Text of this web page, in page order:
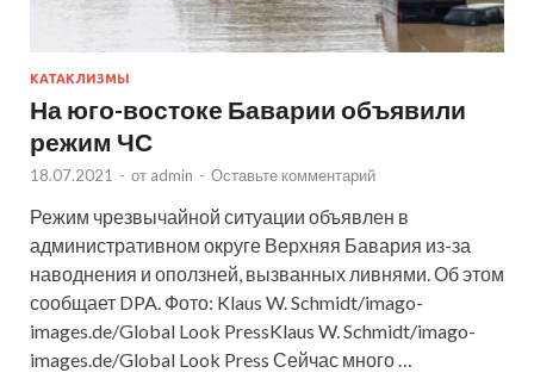
КАТАКЛИЗМЫ
На юго-востоке Баварии объявили
режим ЧС
18.07.2021 - от admin - Оставьте комментарий
Режим чрезвычайной ситуации объявлен в
административном округе Верхняя Бавария из-за
наводнения и оползней, вызванных ливнями. Об этом
сообщает DPA. Фото: Klaus W. Schmidt/imago-
images.de/Global Look PressKlaus W. Schmidt/imago-
images.de/Global Look Press Сейчас много …